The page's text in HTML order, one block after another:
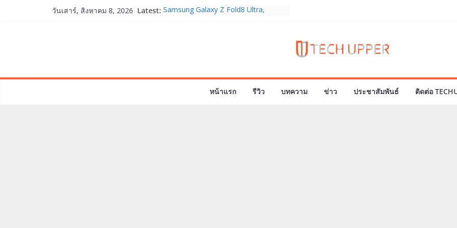
วันเสาร์, สิงหาคม 8, 2026 Latest: Samsung Galaxy Z Fold8 Ultra,
บริการหลังการขาย
TrueVisions ชวนคนไทยส่งใจเชียร์
หน้าแรก รีวิว บทความ ข่าว ประชาสัมพันธ์ ติดต่อ